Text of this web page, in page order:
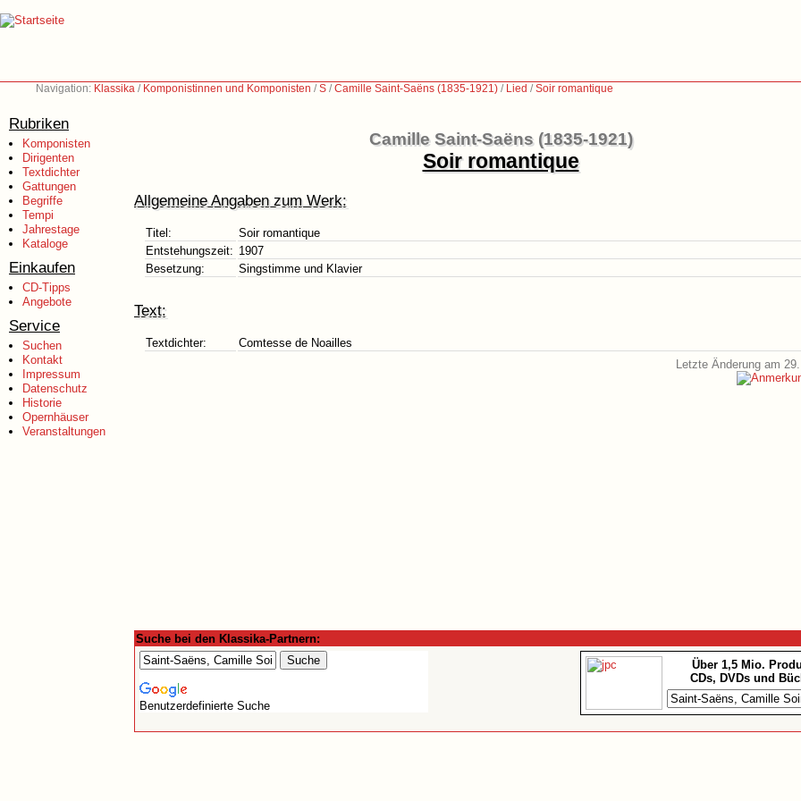
Navigation: Klassika / Komponistinnen und Komponisten /S /Camille Saint-Saëns (1835-1921) / Lied /Soir romantique
Rubriken
Komponisten
Dirigenten
Textdichter
Gattungen
Begriffe
Tempi
Jahrestage
Kataloge
Einkaufen
CD-Tipps
Angebote
Service
Suchen
Kontakt
Impressum
Datenschutz
Historie
Opernhäuser
Veranstaltungen
Camille Saint-Saëns (1835-1921)
Soir romantique
Allgemeine Angaben zum Werk:
Titel:
Soir romantique
Entstehungszeit: 1907
Besetzung:
Singstimme und Klavier
Text:
Textdichter:
Comtesse de Noailles
Letzte Änderung am
Suche bei den Klassika-Partnern:
Benutzerdefinierte Suche
Über 1,5 Mio.
CDs, DVDs und